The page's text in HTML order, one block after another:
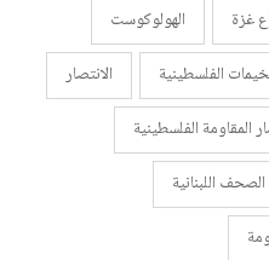
غزة
الهولوكوست
الفلسطينية
الانتصار
المقاومة الفلسطينية
الصحف اللبنانية